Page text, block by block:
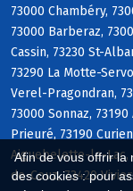
Afin de vous offrir la
des cookies : pour
73000 Chambéry,
73000 Barberaz,
Cassin, 73230 St-
73290 La Motte-
Verel-Pragondran,
73000 Sonnaz,
Prieuré, 73190
Aiguebelette-le-Lac,
de-Couz, 73420